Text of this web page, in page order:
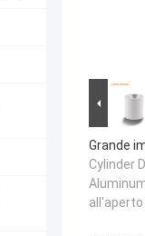
Grande
Cylinder
all'aperto